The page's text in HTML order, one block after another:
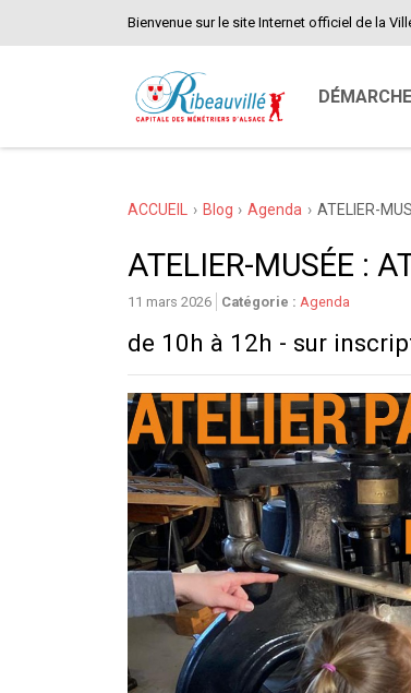
Bienvenue sur le site Internet officiel de la
ACCUEIL Blog Agenda ATELIER-
ATELIER-MUSÉE :
11 mars 2026 Catégorie : Agenda
de 10h à 12h - sur